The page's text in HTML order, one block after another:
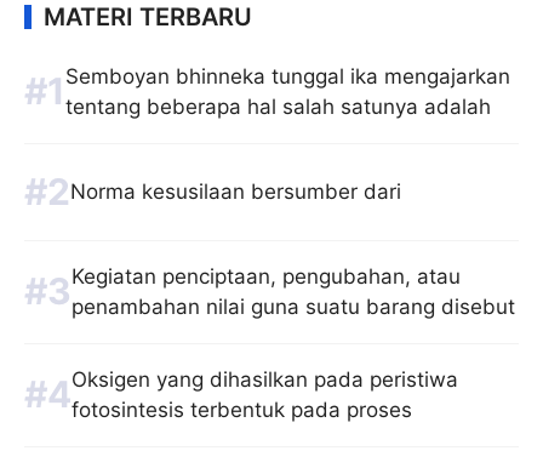
MATERI TERBARU
Semboyan bhinneka tunggal ika mengajarkan
tentang beberapa hal salah satunya adalah
Norma kesusilaan bersumber dari
Kegiatan penciptaan, pengubahan, atau
penambahan nilai guna suatu barang disebut
Oksigen yang dihasilkan pada peristiwa
fotosintesis terbentuk pada proses